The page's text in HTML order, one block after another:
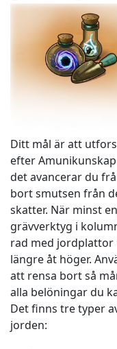
Ditt mål är att
efter
det avancerar du
bort smutsen från
skatter. När minst
grävverktyg i
rad med jordplattor
längre åt höger.
att rensa bort så
alla belöningar du
Det finns tre typer
jorden: